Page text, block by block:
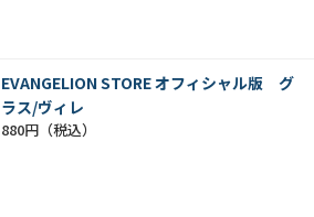
EVANGELION STORE オフィシャル版 グ
ラス/ヴィレ
880円